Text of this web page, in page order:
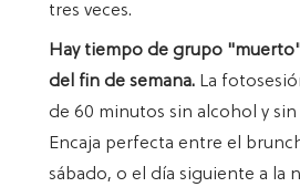
tres veces.
Hay tiempo de grupo
del fin de semana. La
de 60 minutos sin alcohol y
Encaja perfecta entre el
sábado, o el día siguiente a la